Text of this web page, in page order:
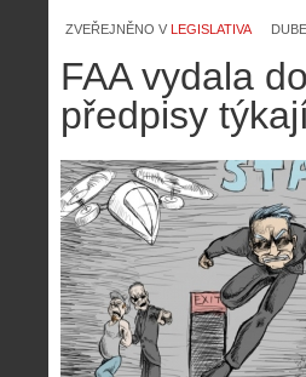
ZVEŘEJNĚNO V LEGISLATIVA
FAA vydala
předpisy